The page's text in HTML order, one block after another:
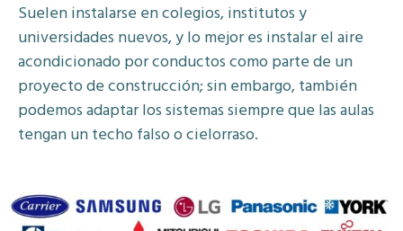
Suelen instalarse en colegios, institutos y
universidades nuevos, y lo mejor es instalar el aire
acondicionado por conductos como parte de un
proyecto de construcción; sin embargo, también
podemos adaptar los sistemas siempre que las aulas
tengan un techo falso o cielorraso.